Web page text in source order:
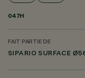
047H
FAIT PARTIE DE
SIPARIO SURFACE